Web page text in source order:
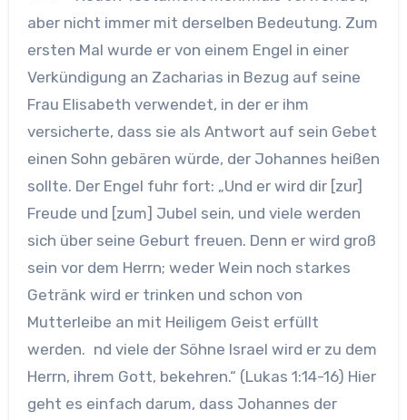
aber nicht immer mit derselben Bedeutung. Zum
ersten Mal wurde er von einem Engel in einer
Verkündigung an Zacharias in Bezug auf seine
Frau Elisabeth verwendet, in der er ihm
versicherte, dass sie als Antwort auf sein Gebet
einen Sohn gebären würde, der Johannes heißen
sollte. Der Engel fuhr fort: „Und er wird dir [zur]
Freude und [zum] Jubel sein, und viele werden
sich über seine Geburt freuen. Denn er wird groß
sein vor dem Herrn; weder Wein noch starkes
Getränk wird er trinken und schon von
Mutterleibe an mit Heiligem Geist erfüllt
werden. nd viele der Söhne Israel wird er zu dem
Herrn, ihrem Gott, bekehren.“ (Lukas 1:14-16) Hier
geht es einfach darum, dass Johannes der